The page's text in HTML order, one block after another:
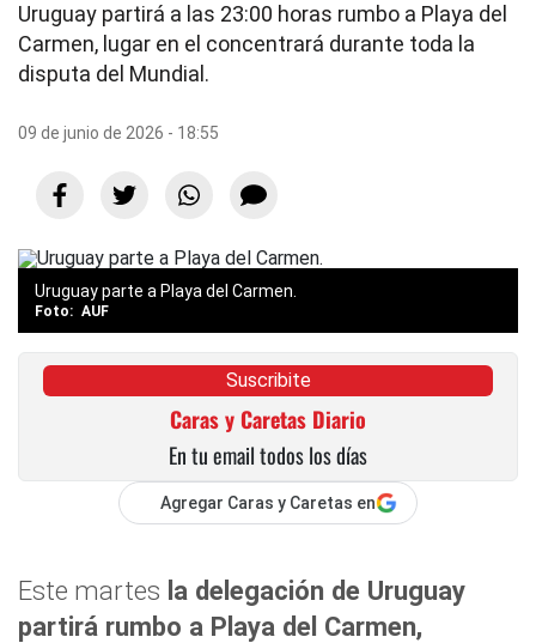
Uruguay partirá a las 23:00 horas rumbo a Playa del
Carmen, lugar en el concentrará durante toda la
disputa del Mundial.
09 de junio de 2026 - 18:55
Uruguay parte a Playa del Carmen.
AUF
Suscribite
Caras y Caretas Diario
En tu email todos los días
Agregar Caras y Caretas en
Este martes la delegación de Uruguay
partirá rumbo a Playa del Carmen,